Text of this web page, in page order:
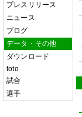
プレスリリース
ニュース
ブログ
データ・その他
ダウンロード
toto
試合
選手